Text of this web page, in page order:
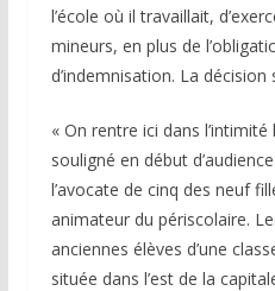
l’école où il travaillait,
mineurs, en plus de
d’indemnisation. La
« On rentre ici dans
souligné en début
l’avocate de cinq des neuf
animateur du périscolaire.
anciennes élèves d’une
située dans l’est de la